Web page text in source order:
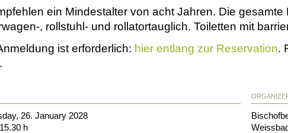
ein Mindestalter von acht Jahren. Die
, rollstuhl- und rollatortauglich. Toiletten mit
ist erforderlich: hier entlang zur Reservation.
26. January 2028
h